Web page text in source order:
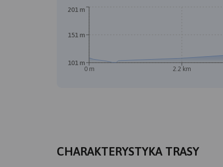
0 m 2.2 km
101 m
151 m
201 m
CHARAKTERYSTYKA TRASY